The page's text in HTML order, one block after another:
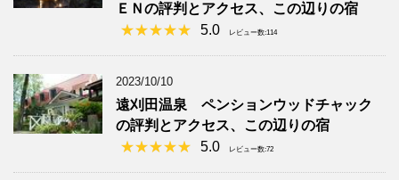
ＥＮの評判とアクセス、この辺りの宿
5.0
レビュー数:114
2023/10/10
遠刈田温泉 ペンションウッドチャック
の評判とアクセス、この辺りの宿
5.0
レビュー数:72